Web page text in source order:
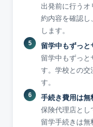
出発前に行うオ
約内容を確認し
します。
留学中もずっと
留学中もずっと
す。学校との交
す。
手続き費用は無
保険代理店とし
留学手続きは無